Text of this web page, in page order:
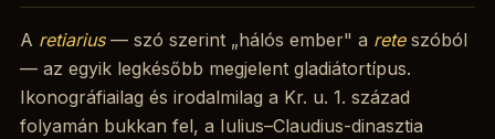
A retiarius— szó szerint „hálós ember" a reteszóból
— az egyik legkésőbb megjelent gladiátortípus.
Ikonográfiailag és irodalmilag a Kr. u. 1. század
folyamán bukkan fel, a Iulius–Claudius-dinasztia